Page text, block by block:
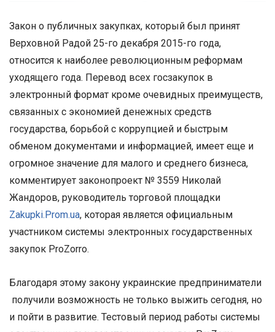
Закон о публичных закупках, который был принят
Верховной Радой 25-го декабря 2015-го года,
относится к наиболее революционным реформам
уходящего года. Перевод всех госзакупок в
электронный формат кроме очевидных преимуществ,
связанных с экономией денежных средств
государства, борьбой с коррупцией и быстрым
обменом документами и информацией, имеет еще и
огромное значение для малого и среднего бизнеса,
комментирует законопроект № 3559 Николай
Жандоров, руководитель торговой площадки
Zakupki.Prom.ua, которая является официальным
участником системы электронных государственных
закупок ProZorro.
Благодаря этому закону украинские предприниматели
получили возможность не только выжить сегодня, но
и пойти в развитие. Тестовый период работы системы